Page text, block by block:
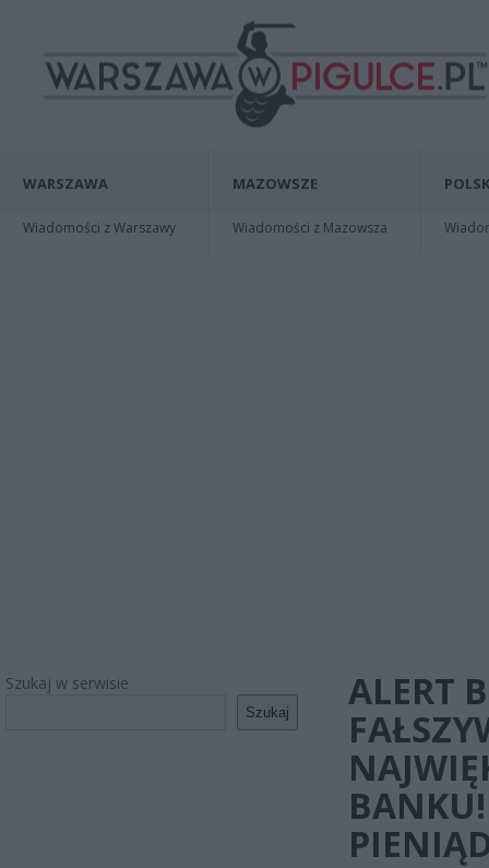
WARSZAWA
Wiadomości z Warszawy
MAZOWSZE
Wiadomości z Mazowsza
Szukaj w serwisie
Szukaj
ALERT